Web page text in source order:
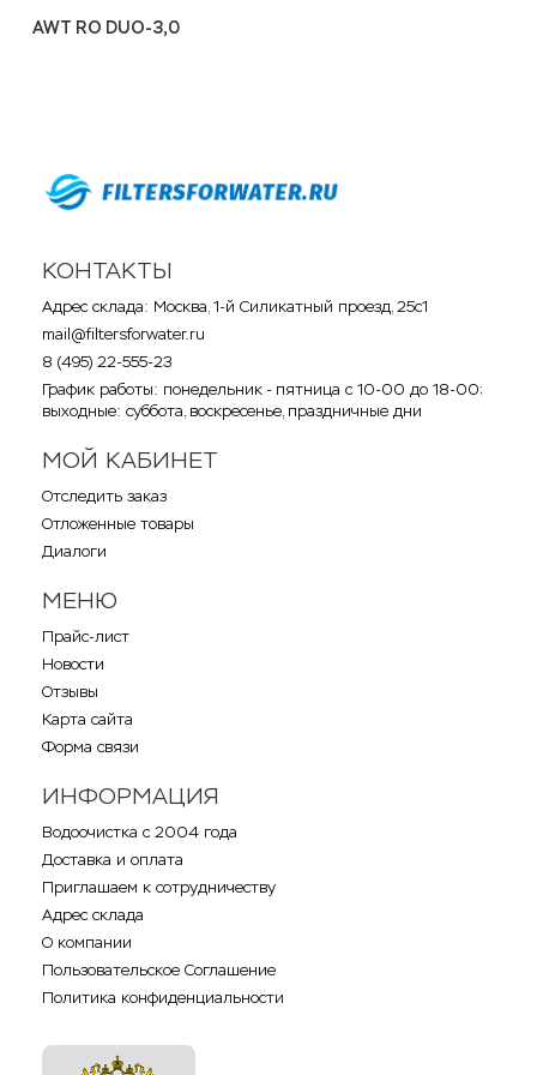
AWT RO DUO-3,0
КОНТАКТЫ
Адрес склада: Москва, 1-й Силикатный проезд, 25с1
mail@filtersforwater.ru
8 (495) 22-555-23
График работы: понедельник - пятница с 10-00 до 18-00;
выходные: суббота, воскресенье, праздничные дни
МОЙ КАБИНЕТ
Отследить заказ
Отложенные товары
Диалоги
МЕНЮ
Прайс-лист
Новости
Отзывы
Карта сайта
Форма связи
ИНФОРМАЦИЯ
Водоочистка с 2004 года
Доставка и оплата
Приглашаем к сотрудничеству
Адрес склада
О компании
Пользовательское Соглашение
Политика конфиденциальности